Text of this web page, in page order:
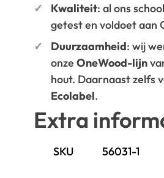
Kwaliteit: al ons
getest en voldoet aan
Duurzaamheid: wij
onze OneWood-lijn
hout. Daarnaast zelfs
Ecolabel.
Extra
SKU 56031-1